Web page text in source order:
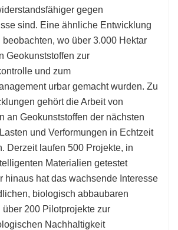
gegen
sind. Eine ähnliche Entwicklung
beobachten, wo über 3.000 Hektar
Geokunststoffen zur
und zum
urbar gemacht wurden. Zu
gehört die Arbeit von
an Geokunststoffen der nächsten
und Verformungen in Echtzeit
Derzeit laufen 500 Projekte, in
Materialien getestet
hinaus hat das wachsende Interesse
biologisch abbaubaren
über 200 Pilotprojekte zur
Nachhaltigkeit